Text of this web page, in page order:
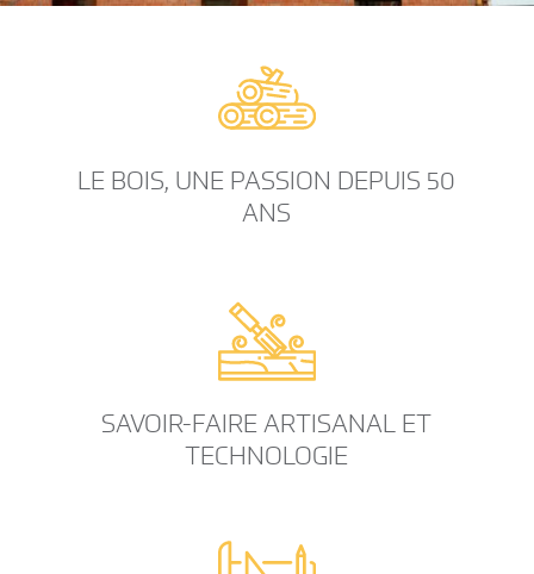
LE BOIS, UNE PASSION DEPUIS 50
ANS
SAVOIR-FAIRE ARTISANAL ET
TECHNOLOGIE